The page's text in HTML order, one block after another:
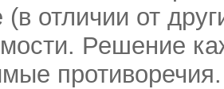
отличии от
Решение
противоречия.